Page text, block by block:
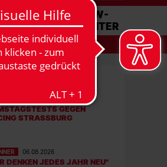
MATCHCENTER
07.08.2026
GEGEN
STRASSBURG
06.08.2026
DENKEN JEDES JAHR NEU"